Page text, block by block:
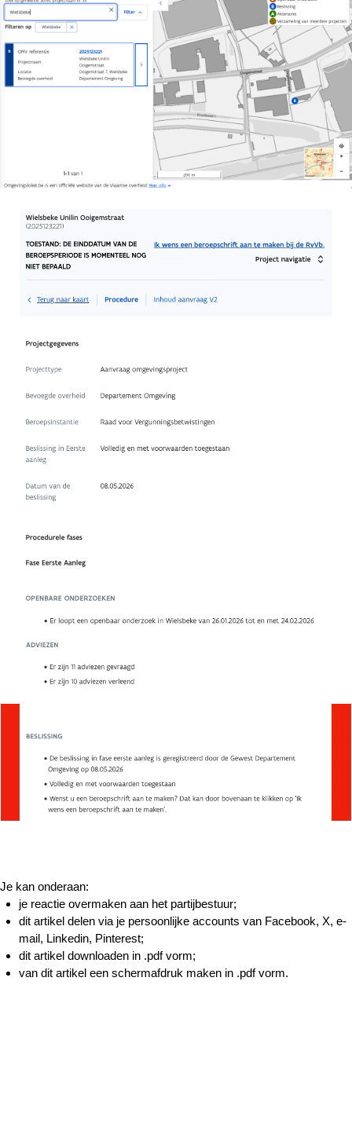
Je kan onderaan:
je reactie overmaken aan het partijbestuur;
dit artikel delen via je persoonlijke accounts van Facebook, X, e-
mail, Linkedin, Pinterest;
dit artikel downloaden in .pdf vorm;
van dit artikel een schermafdruk maken in .pdf vorm.